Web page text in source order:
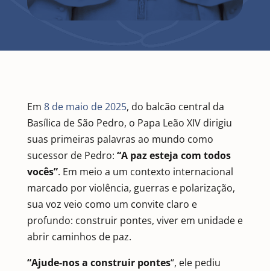
Em 8 de maio de 2025, do balcão central da
Basílica de São Pedro, o Papa Leão XIV dirigiu
suas primeiras palavras ao mundo como
sucessor de Pedro: “A paz esteja com todos
vocês”. Em meio a um contexto internacional
marcado por violência, guerras e polarização,
sua voz veio como um convite claro e
profundo: construir pontes, viver em unidade e
abrir caminhos de paz.
“Ajude-nos a construir pontes“, ele pediu